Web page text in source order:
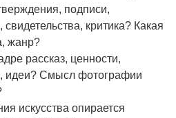
подписи,
критика? Какая
жанр?
рассказ, ценности,
идеи? Смысл фотографии
искусства опирается